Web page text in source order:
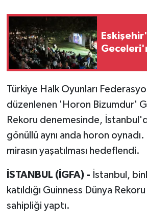
Türkiye Halk Oyunları
düzenlenen 'Horon Bizumdur'
Rekoru denemesinde,
gönüllü aynı anda horon
mirasın yaşatılması hedeflendi.
İSTANBUL (İGFA) - İstanbul,
katıldığı Guinness Dünya
sahipliği yaptı.